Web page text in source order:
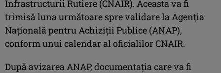
Infrastructurii Rutiere (CNAIR). Aceasta va fi
trimisă luna următoare spre validare la Agenţia
Naţională pentru Achiziţii Publice (ANAP),
conform unui calendar al oficialilor CNAIR.
După avizarea ANAP, documentaţia care va fi